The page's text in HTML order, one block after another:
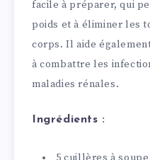
facile à préparer, qui
poids et à éliminer les
corps. Il aide
à combattre les
maladies rénales.
Ingrédients :